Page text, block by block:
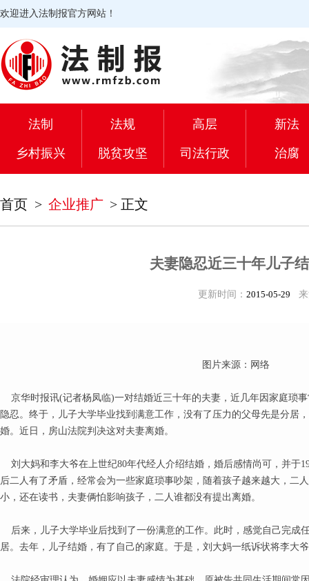
欢迎进入法制报官方网站！
法制 法规 高层 新法
乡村振兴 脱贫攻坚 司法行政 治腐
首页 > 企业推广 > 正文
夫妻隐忍近三十年儿子
更新时间： 2015-05-29
图片来源：网络
京华时报讯(记者杨凤临)一对结婚近三十年的夫妻，近几年因家庭琐
隐忍。终于，儿子大学毕业找到满意工作，没有了压力的父母先是分居
婚。近日，房山法院判决这对夫妻离婚。
刘大妈和李大爷在上世纪80年代经人介绍结婚，婚后感情尚可，并于
后二人有了矛盾，经常会为一些家庭琐事吵架，随着孩子越来越大，二
小，还在读书，夫妻俩怕影响孩子，二人谁都没有提出离婚。
后来，儿子大学毕业后找到了一份满意的工作。此时，感觉自己完成
居。去年，儿子结婚，有了自己的家庭。于是，刘大妈一纸诉状将李大